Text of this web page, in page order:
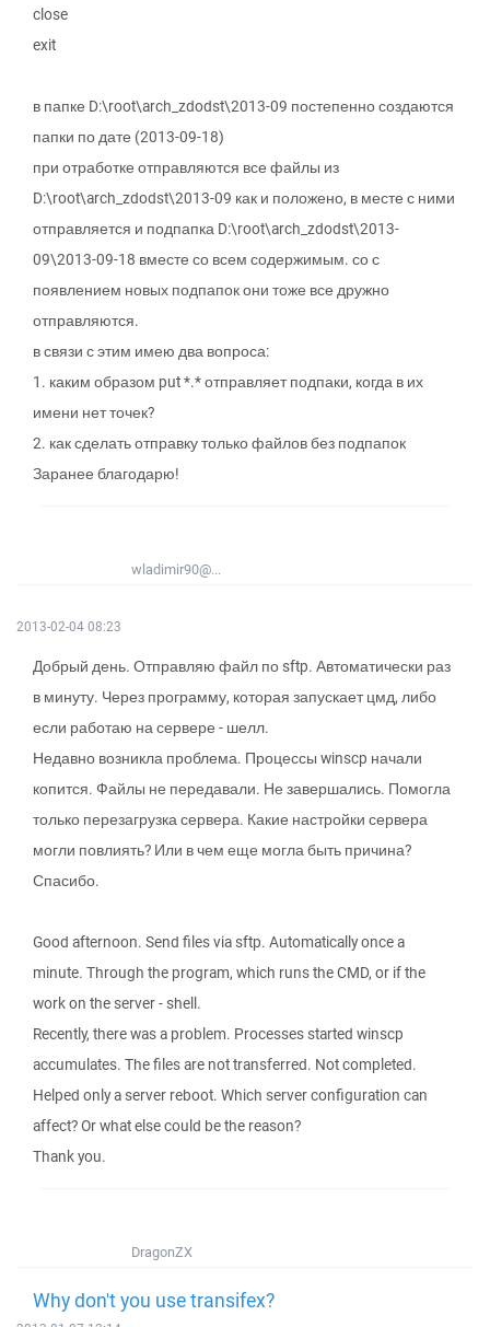
close
exit
в папке D:\root\arch_zdodst\2013-09 постепенно создаются
папки по дате (2013-09-18)
при отработке отправляются все файлы из
D:\root\arch_zdodst\2013-09 как и положено, в месте с ними
отправляется и подпапка D:\root\arch_zdodst\2013-
09\2013-09-18 вместе со всем содержимым. со с
появлением новых подпапок они тоже все дружно
отправляются.
в связи с этим имею два вопроса:
1. каким образом put *.* отправляет подпаки, когда в их
имени нет точек?
2. как сделать отправку только файлов без подпапок
Заранее благодарю!
wladimir90@...
2013-02-04 08:23
Добрый день. Отправляю файл по sftp. Автоматически раз
в минуту. Через программу, которая запускает цмд, либо
если работаю на сервере - шелл.
Недавно возникла проблема. Процессы winscp начали
копится. Файлы не передавали. Не завершались. Помогла
только перезагрузка сервера. Какие настройки сервера
могли повлиять? Или в чем еще могла быть причина?
Спасибо.
Good afternoon. Send files via sftp. Automatically once a
minute. Through the program, which runs the CMD, or if the
work on the server - shell.
Recently, there was a problem. Processes started winscp
accumulates. The files are not transferred. Not completed.
Helped only a server reboot. Which server configuration can
affect? Or what else could be the reason?
Thank you.
DragonZX
Why don't you use transifex?